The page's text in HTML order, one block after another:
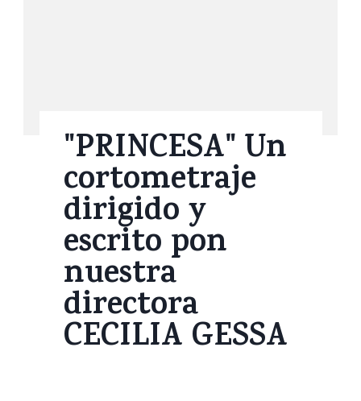
"PRINCESA" Un
cortometraje
dirigido y
escrito pon
nuestra
directora
CECILIA GESSA